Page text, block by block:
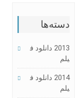
دسته‌ها
2013 دانلود ف
یلم
2014 دانلود ف
یلم